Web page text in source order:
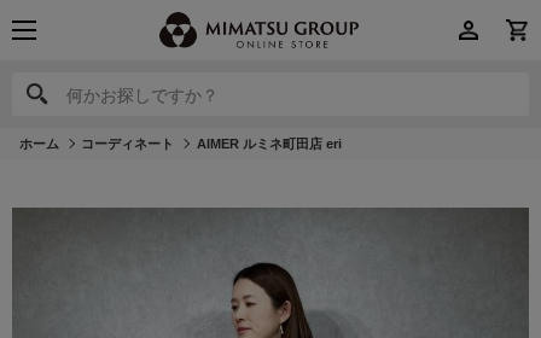
何かお探しですか？
何かお探しですか？
ホーム コーディネート AIMER ルミネ町田店 eri